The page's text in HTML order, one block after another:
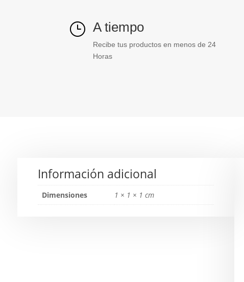
} A tiempo
Recibe tus productos en menos de 24
Horas
Información adicional
Dimensiones 1 × 1 × 1 cm